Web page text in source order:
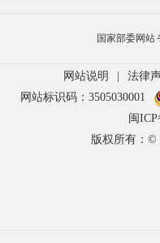
国家部委网站
网站说明 | 法律
网站标识码：3505030001
闽ICP
版权所有：©